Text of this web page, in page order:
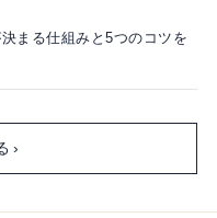
まる仕組みと5つのコツを
›